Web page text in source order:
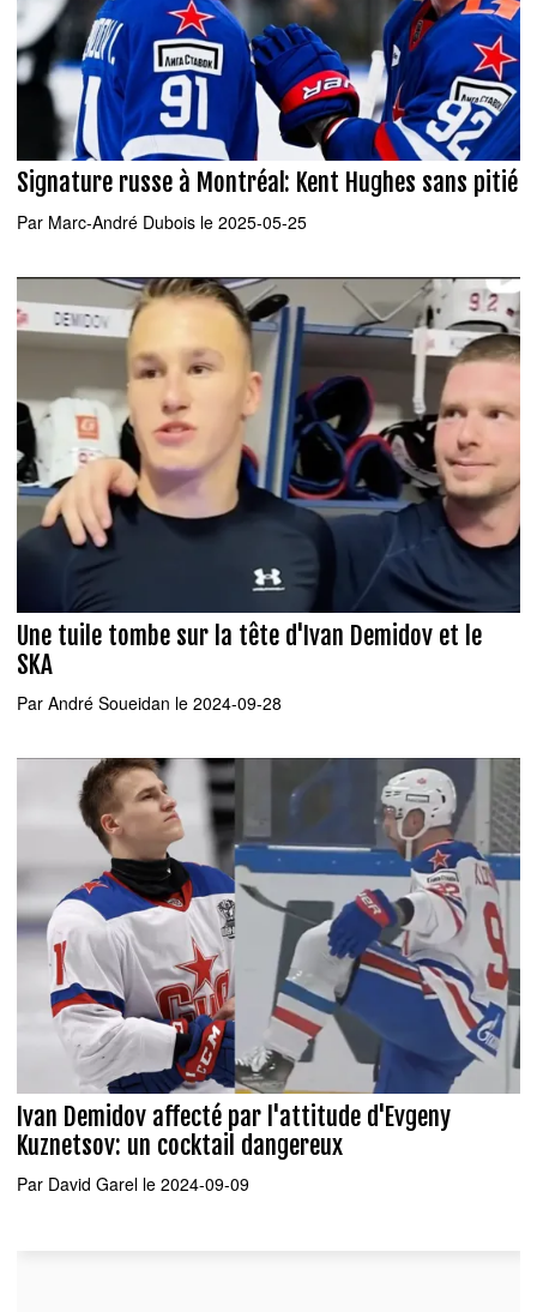
Signature russe à Montréal: Kent Hughes sans pitié
Par Marc-André Dubois le 2025-05-25
Une tuile tombe sur la tête d'Ivan Demidov et le
SKA
Par André Soueidan le 2024-09-28
Ivan Demidov affecté par l'attitude d'Evgeny
Kuznetsov: un cocktail dangereux
Par David Garel le 2024-09-09